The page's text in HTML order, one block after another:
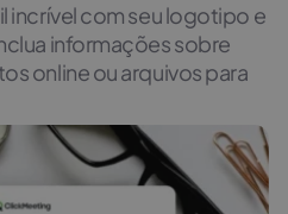
incrível com seu logotipo e
informações sobre
online ou arquivos para